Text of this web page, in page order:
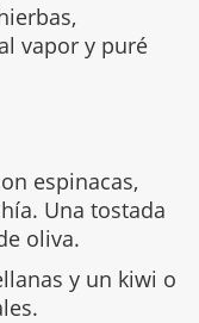
vapor y puré
espinacas,
Una tostada
oliva.
y un kiwi o